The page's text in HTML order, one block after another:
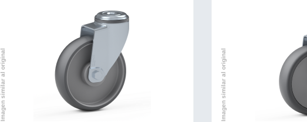
Imagen similar al original Imagen similar al original